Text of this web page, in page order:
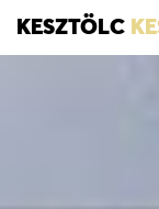
KESZTÖLC